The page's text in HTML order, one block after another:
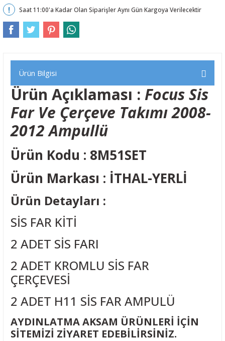
Saat 11:00'a Kadar Olan Siparişler Aynı Gün Kargoya Verilecektir
Ürün Bilgisi
Ürün Açıklaması : Focus Sis
Far Ve Çerçeve Takımı 2008-
2012 Ampullü
Ürün Kodu : 8M51SET
Ürün Markası : İTHAL-YERLİ
Ürün Detayları :
SİS FAR KİTİ
2 ADET SİS FARI
2 ADET KROMLU SİS FAR
ÇERÇEVESİ
2 ADET H11 SİS FAR AMPULÜ
AYDINLATMA AKSAM ÜRÜNLERİ İÇİN
SİTEMİZİ ZİYARET EDEBİLİRSİNİZ.